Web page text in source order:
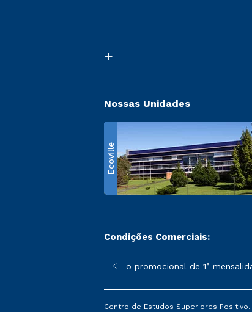
Nossas Unidades
Ecoville
Condições Comerciais:
sofrer alterações nos períodos de rematrícula
*A condição promocional de 1ª
Centro de Estudos Superiores